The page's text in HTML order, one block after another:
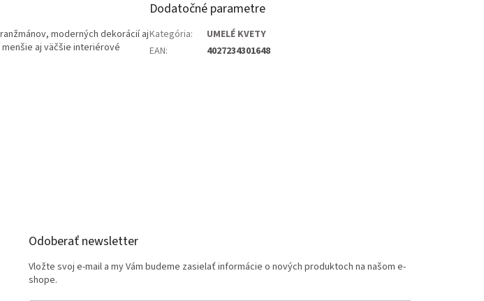
moderných dekorácií aj
aj väčšie interiérové
Dodatočné parametre
Kategória:
UMELÉ KVETY
EAN: 4027234301648
Odoberať newsletter
Vložte svoj e-mail a my Vám budeme zasielať informácie o nových produktoch na našom e-
shope.